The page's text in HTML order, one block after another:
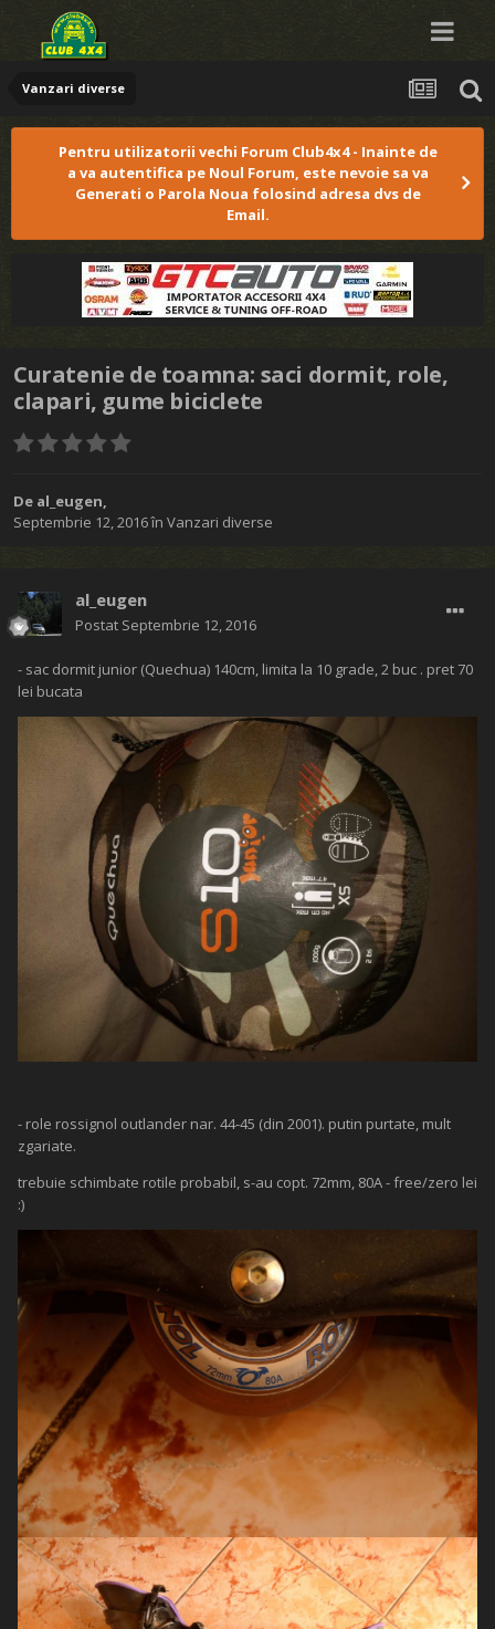
Vanzari diverse
Pentru utilizatorii vechi Forum Club4x4 - Inainte de
a va autentifica pe Noul Forum, este nevoie sa va
Generati o Parola Noua folosind adresa dvs de
Email.
Curatenie de toamna: saci dormit, role,
clapari, gume biciclete
De al_eugen,
Septembrie 12, 2016în Vanzari diverse
al_eugen
Postat Septembrie 12, 2016
- sac dormit junior (Quechua) 140cm, limita la 10 grade, 2 buc . pret 70
lei bucata
- role rossignol outlander nar. 44-45 (din 2001). putin purtate, mult
zgariate.
trebuie schimbate rotile probabil, s-au copt. 72mm, 80A - free/zero lei
:)